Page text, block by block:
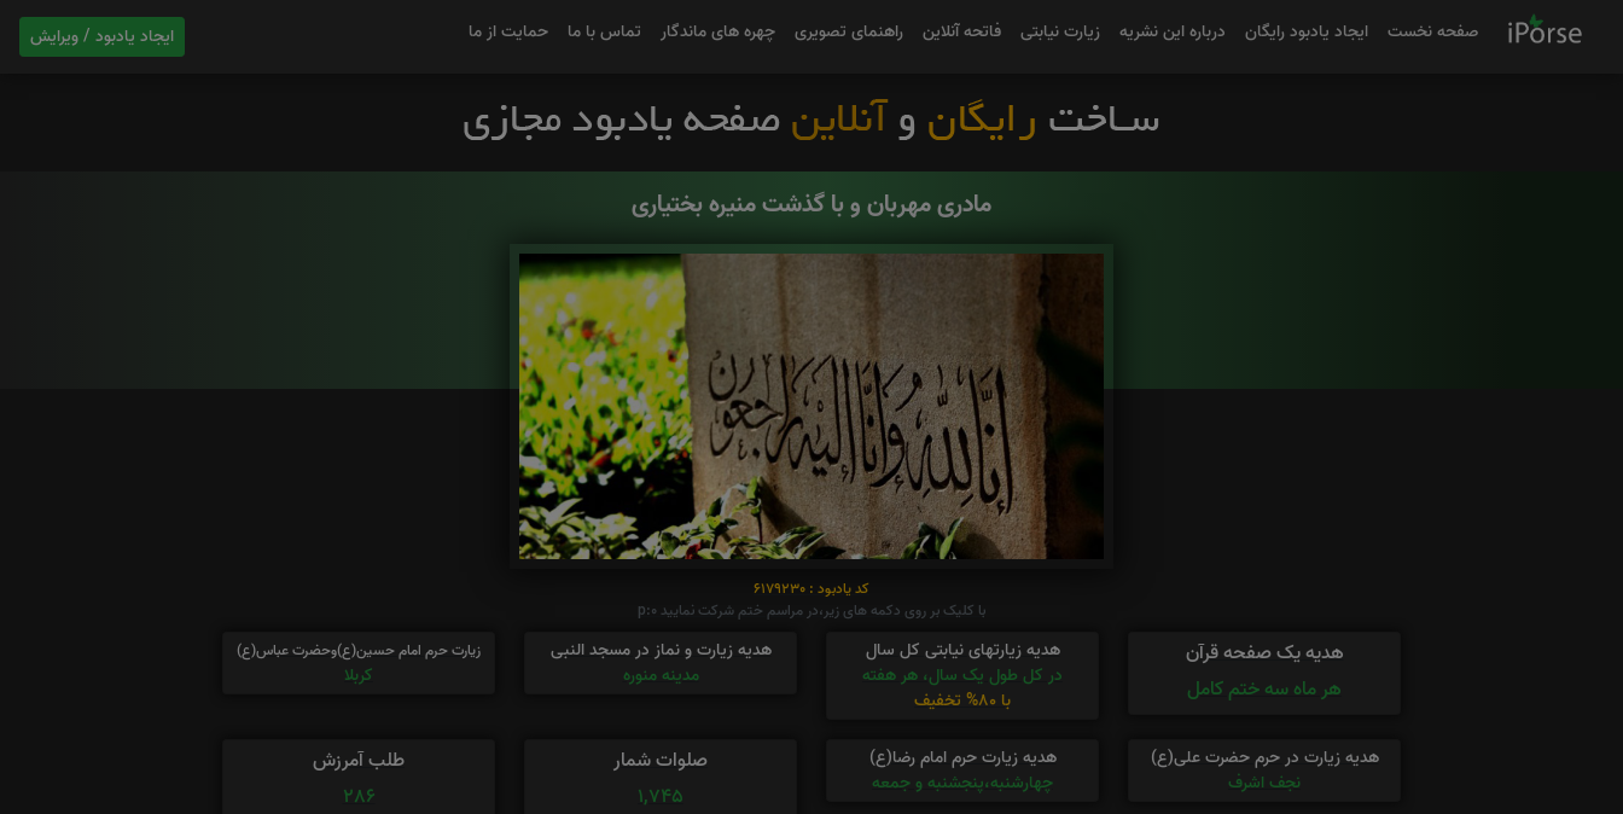
ایجاد یادبود / ویرایش صفحه نخست ایجاد یادبود رایگان درباره این نشریه زیارت نیابتی فاتحه آنلاین راهنمای تصویری چهره های ماندگار تماس با ما حمایت از ما
مادری مهربان و با گذشت منیره بختیاری
کد یادبود : 6179230
با کلیک بر روی دکمه های زیر،در مراسم ختم شرکت نمایید p:0
هدیه یک صفحه قرآن
هر ماه سه ختم کامل
هدیه زیارتهای نیابتی کل سال
در کل طول یک سال، هر هفته
با 80% تخفیف
هدیه زیارت و نماز در مسجد النبی
مدینه منوره
زیارت حرم امام حسین(ع)وحضرت عباس(ع)
کربلا
هدیه زیارت در حرم حضرت علی(ع)
نجف اشرف
هدیه زیارت حرم امام رضا(ع)
چهارشنبه،پنجشنبه و جمعه
صلوات شمار
1,745
طلب آمرزش
286